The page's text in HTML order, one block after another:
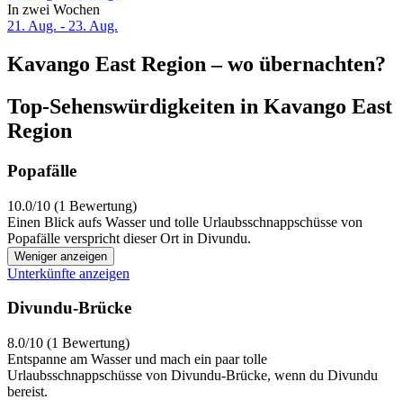
In zwei Wochen
21. Aug. - 23. Aug.
Kavango East Region – wo übernachten?
Top-Sehenswürdigkeiten in Kavango East
Region
Popafälle
10.0/10 (1 Bewertung)
Einen Blick aufs Wasser und tolle Urlaubsschnappschüsse von
Popafälle verspricht dieser Ort in Divundu.
Weniger anzeigen
Unterkünfte anzeigen
Divundu-Brücke
8.0/10 (1 Bewertung)
Entspanne am Wasser und mach ein paar tolle
Urlaubsschnappschüsse von Divundu-Brücke, wenn du Divundu
bereist.